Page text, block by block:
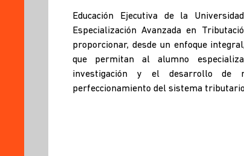
LLEVAR
PROGRAMA?
LOGRARÉ
AYUDA
A
LA
NAVEGACIÓN
Educación Ejecutiva de la
Especialización Avanzada en
proporcionar, desde un enfoque
que permitan al alumno
investigación y el desarrollo de
perfeccionamiento del sistema